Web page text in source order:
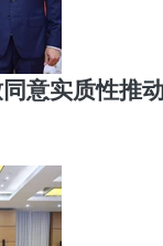
意实质性推